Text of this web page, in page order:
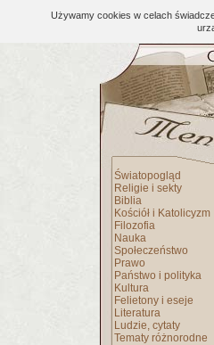
Używamy cookies w celach
Światopogląd
Religie i sekty
Biblia
Kościół i Katolicyzm
Filozofia
Nauka
Społeczeństwo
Prawo
Państwo i polityka
Kultura
Felietony i eseje
Literatura
Ludzie, cytaty
Tematy różnorodne